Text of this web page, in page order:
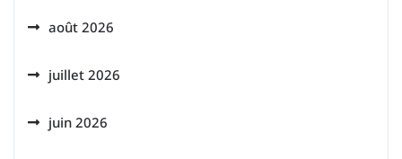
août 2026
juillet 2026
juin 2026